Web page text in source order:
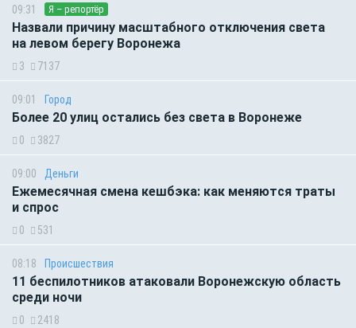
09:31 Я – репортёр
Назвали причину масштабного отключения света
на левом берегу Воронежа
3 7137
09:01 Город
Более 20 улиц остались без света в Воронеже
0 3827
09:00 Деньги
Ежемесячная смена кешбэка: как меняются траты
и спрос
0 531
08:18 Происшествия
11 беспилотников атаковали Воронежскую область
среди ночи
0 2418